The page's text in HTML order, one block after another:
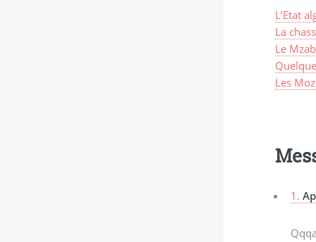
L’Etat
La
Le
Les
1.